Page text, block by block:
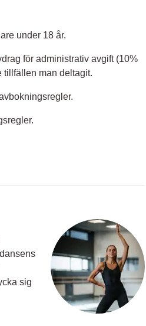
under 18 år.
för administrativ avgift (10%
tillfällen man deltagit.
sig